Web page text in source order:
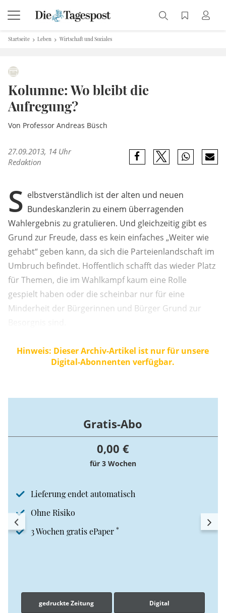
Startseite Leben Wirtschaft und Soziales
Kolumne: Wo bleibt die
Aufregung?
Von Professor Andreas Büsch
27.09.2013, 14 Uhr
Redaktion
S elbstverständlich ist der alten und neuen
Bundeskanzlerin zu einem überragenden
Wahlergebnis zu gratulieren. Und gleichzeitig gibt es
Grund zur Freude, dass es kein einfaches „Weiter wie
gehabt“ geben kann, da sich die Parteienlandschaft im
Umbruch befindet. Hoffentlich schafft das wieder Platz
für Themen, die im Wahlkampf kaum eine Rolle
gespielt haben oder die scheinbar nur für eine
Minderheit der Bürgerinnen und Bürger Grund zur
Hinweis: Dieser Archiv-Artikel ist nur für unsere
Digital-Abonnenten verfügbar.
Gratis-Abo
0,00 €
für 3 Wochen
Lieferung endet automatisch
Ohne Risiko
3 Wochen gratis ePaper *
gedruckte Zeitung Digital